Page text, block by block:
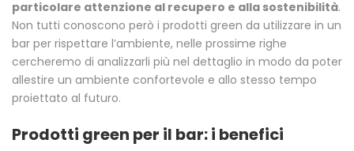
particolare attenzione al recupero e alla sostenibilità.
Non tutti conoscono però i prodotti green da utilizzare in un
bar per rispettare l’ambiente, nelle prossime righe
cercheremo di analizzarli più nel dettaglio in modo da poter
allestire un ambiente confortevole e allo stesso tempo
proiettato al futuro.
Prodotti green per il bar: i benefici